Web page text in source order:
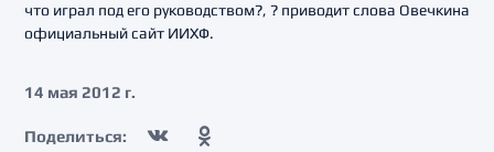
что играл под его руководством?, ? приводит слова Овечкина
официальный сайт ИИХФ.
14 мая 2012 г.
Поделиться: